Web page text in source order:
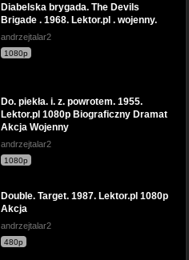
Diabelska brygada. The Devils
Brigade . 1968. Lektor.pl . wojenny.
andrzejtalar2
1080p
Do. piekła. i. z. powrotem. 1955.
Lektor.pl 1080p Biograficzny Dramat
Akcja Wojenny
andrzejtalar2
1080p
Double. Target. 1987. Lektor.pl 1080p
Akcja
andrzejtalar2
480p